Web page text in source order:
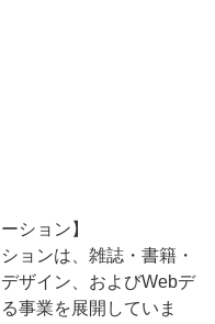
ション】
ョンは、雑誌・書籍・
ザイン、およびWebデ
事業を展開していま